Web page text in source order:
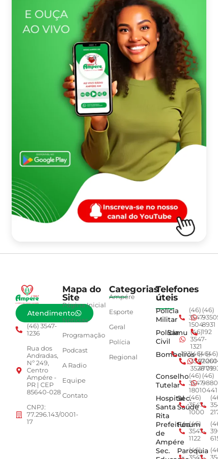
Atendimento
(46) 3547-
1236
Rua dos
Andradas,
Nº 249,
Centro
Ampére -
PR | CEP
85640-028
CNPJ:
77.296.143/0001-
17
Mapa do
Site
Página Inicial
Notícias
Programação
Podcast
A Radio
Equipe
Contato
Categorias
Ampére
Esporte
Geral
Polícia
Regional
Telefones
úteis
Polícia
Militar
(46)
3547-
1504
(46)
8931
Polícia
Civil
Samu (46)
3547-
1321
192
Bombeiros
193(46)
3547-
3528
(46)
4779
(46)
Conselho
Tutelar
(46)
3547-
1801
(46)
0441
Hospital
Santa
Rita
Sec.
Saúde
(46)
3547-
1000
Prefeitura
de
Ampére
Fórum
(46)
3547-
1122
Sec.
Paroquia
(46)
3547-